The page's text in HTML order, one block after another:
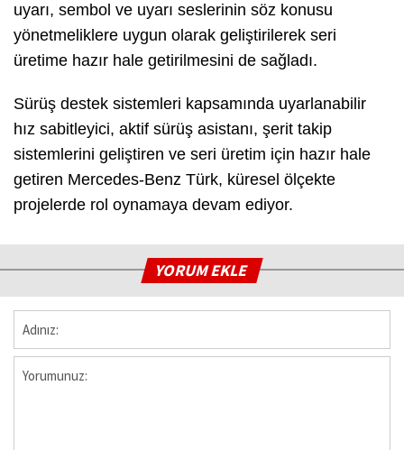
uyarı, sembol ve uyarı seslerinin söz konusu
yönetmeliklere uygun olarak geliştirilerek seri
üretime hazır hale getirilmesini de sağladı.
Sürüş destek sistemleri kapsamında uyarlanabilir
hız sabitleyici, aktif sürüş asistanı, şerit takip
sistemlerini geliştiren ve seri üretim için hazır hale
getiren Mercedes-Benz Türk, küresel ölçekte
projelerde rol oynamaya devam ediyor.
YORUM EKLE